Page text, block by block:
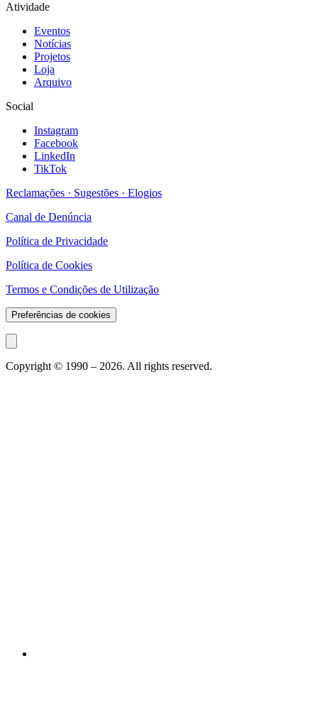
Atividade
Eventos
Notícias
Projetos
Loja
Arquivo
Social
Instagram
Facebook
LinkedIn
TikTok
Reclamações · Sugestões · Elogios
Canal de Denúncia
Política de Privacidade
Política de Cookies
Termos e Condições de Utilização
Preferências de cookies
Copyright © 1990 – 2026. All rights reserved.